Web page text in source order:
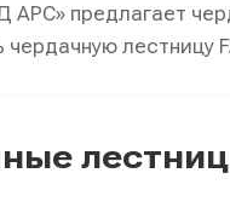
АРС» предлагает
чердачную лестницу